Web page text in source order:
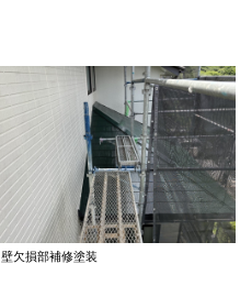
壁欠損部補修塗装